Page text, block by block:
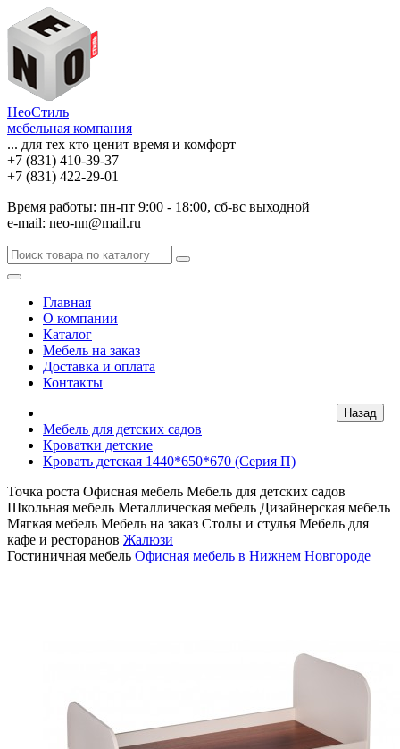
НеоСтиль
мебельная компания
... для тех кто ценит время и комфорт
+7 (831) 410-39-37
+7 (831) 422-29-01
Время работы: пн-пт 9:00 - 18:00, сб-вс выходной
e-mail: neo-nn@mail.ru
Главная
О компании
Каталог
Мебель на заказ
Доставка и оплата
Контакты
Мебель для детских садов
Кроватки детские
Кровать детская 1440*650*670 (Серия П)
Точка роста Офисная мебель Мебель для детских садов
Школьная мебель Металлическая мебель Дизайнерская мебель
Мягкая мебель Мебель на заказ Столы и стулья Мебель для
кафе и ресторанов Жалюзи
Гостиничная мебель Офисная мебель в Нижнем Новгороде